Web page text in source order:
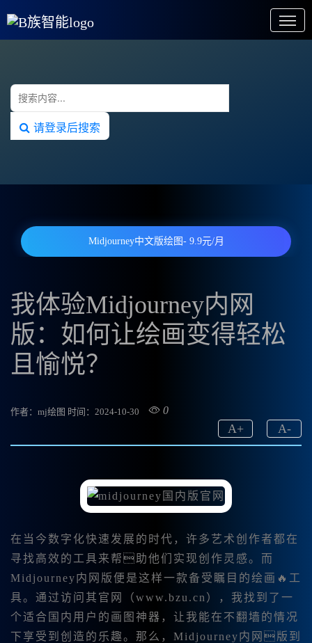
请登录后搜索
Midjourney中文版绘图- 9.9元/月
我体验Midjourney内网
版：如何让绘画变得轻松
且愉悦？
作者：mj绘图 时间：2024-10-30 0
A-
A+
在当今数字化快速发展的时代，许多艺术创作者都在
寻找高效的工具来帮助他们实现创作灵感。而
Midjourney内网版便是这样一款备受瞩目的绘画🔥工
具。通过访问其官网（www.bzu.cn），我找到了一
个适合国内用户的画图神器，让我能在不翻墙的情况
下享受到创造的乐趣。那么，Midjourney内网版到